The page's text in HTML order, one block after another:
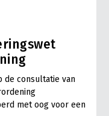
de consultatie van
met oog voor een